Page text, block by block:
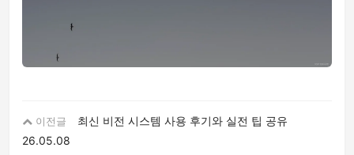
이전글
최신 비전 시스템 사용 후기와 실전 팁 공유
26.05.08